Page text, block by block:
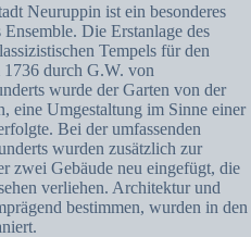
Neuruppin ist ein besonderes
Die Erstanlage des
Tempels für den
durch G.W. von
wurde der Garten von der
eine Umgestaltung im Sinne einer
Bei der umfassenden
wurden zusätzlich zur
zwei Gebäude neu eingefügt, die
verliehen. Architektur und
bestimmen, wurden in den